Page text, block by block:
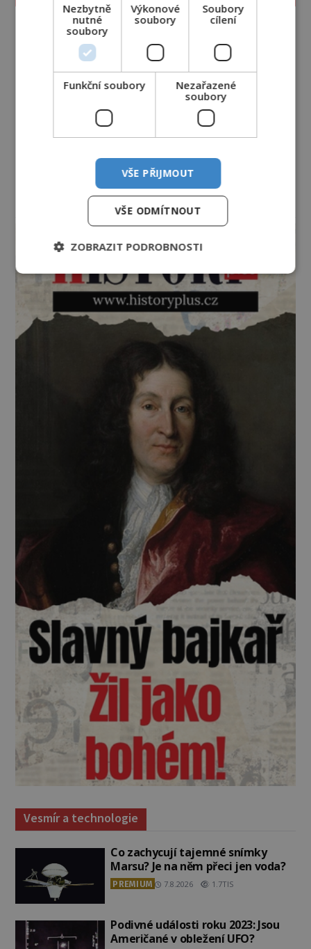
reklama
Vesmír a technologie
Co zachycují tajemné snímky
Marsu? Je na něm přeci jen voda?
PREMIUM 7.8.2026 1.7TIS
Podivné události roku 2023: Jsou
Američané v obležení UFO?
Nezbytně
nutné
soubory
Výkonové
soubory
Soubory
cílení
Funkční soubory
Nezařazené
soubory
VŠE PŘIJMOUT
VŠE ODMÍTNOUT
ZOBRAZIT PODROBNOSTI